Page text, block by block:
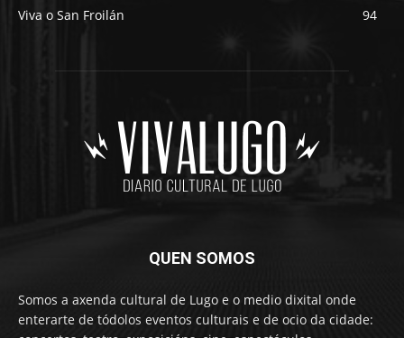
Viva o San Froilán
94
QUEN SOMOS
Somos a axenda cultural de Lugo e o medio dixital onde
enterarte de tódolos eventos culturais e de ocio da cidade: